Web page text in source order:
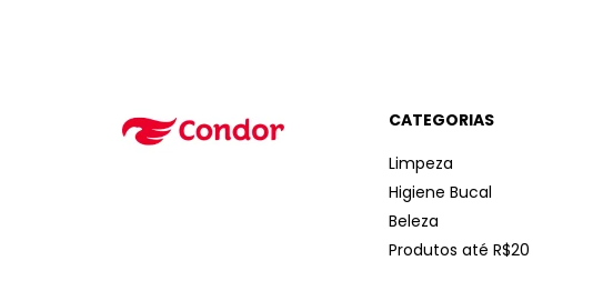
CATEGORIAS
Limpeza
Higiene Bucal
Beleza
Produtos até R$20